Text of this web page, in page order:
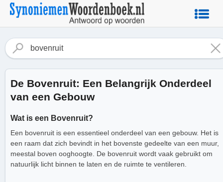
De Bovenruit: Een Belangrijk Onderdeel
van een Gebouw
Wat is een Bovenruit?
Een bovenruit is een essentieel onderdeel van een gebouw. Het is
een raam dat zich bevindt in het bovenste gedeelte van een muur,
meestal boven ooghoogte. De bovenruit wordt vaak gebruikt om
natuurlijk licht binnen te laten en de ruimte te ventileren.